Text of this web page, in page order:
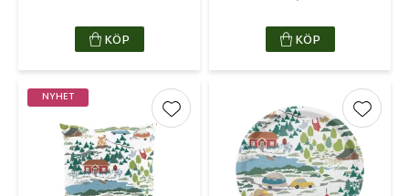
KÖP KÖP
NYHET
Lägg till i favoriter Lägg